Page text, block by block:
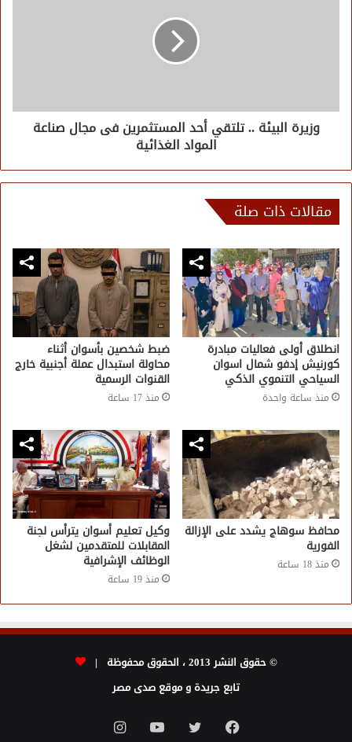
وزيرة البيئة .. تلتقي أحد المستثمرين فى مجال صناعة
المواد الغذائية
مقالات ذات صلة
انطلاق أولى فعاليات مبادرة
كورنيش إدفو شمال اسوان
السياحي التنموي الذكي
منذ ساعة واحدة
ضبط شخصين بأسوان أثناء
محاولة استبدال عملة أجنبية خارج
القنوات الرسمية
منذ 17 ساعة
محافظ سوهاج يشدد على الإزالة
الفورية
منذ 18 ساعة
وكيل تعليم أسوان يترأس لجنة
المقابلات للمتقدمين لشغل
الوظائف الإشرافية
منذ 19 ساعة
© حقوق النشر 2013 ، الحقوق محفوظة |
تابع جريدة و موقع صدى مصر
فيسبوك تويتر يوتيوبانستقرام